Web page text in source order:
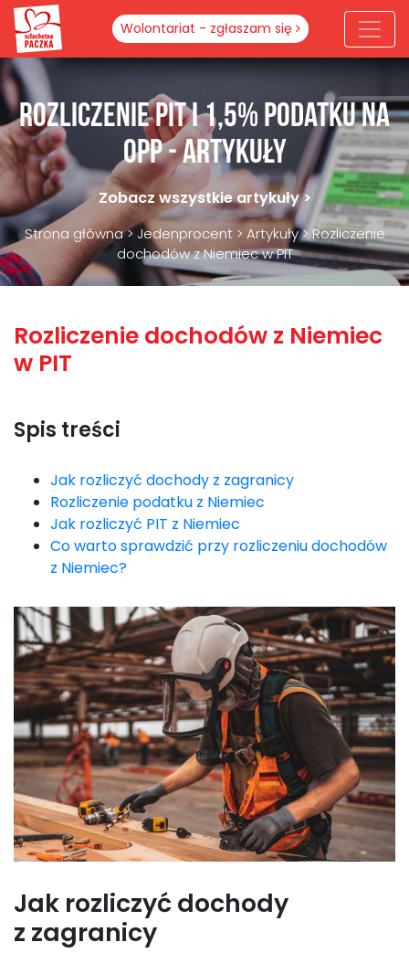
Wolontariat - zgłaszam się
Rozliczenie PIT i 1,5% podatku na
OPP - artykuły
Zobacz wszystkie artykuły >
Strona główna>Jedenprocent> Artykuły>Rozliczenie
dochodów z Niemiec w PIT
Rozliczenie dochodów z Niemiec
w PIT
Spis treści
Jak rozliczyć dochody z zagranicy
Rozliczenie podatku z Niemiec
Jak rozliczyć PIT z Niemiec
Co warto sprawdzić przy rozliczeniu dochodów
z Niemiec?
Jak rozliczyć dochody
z zagranicy